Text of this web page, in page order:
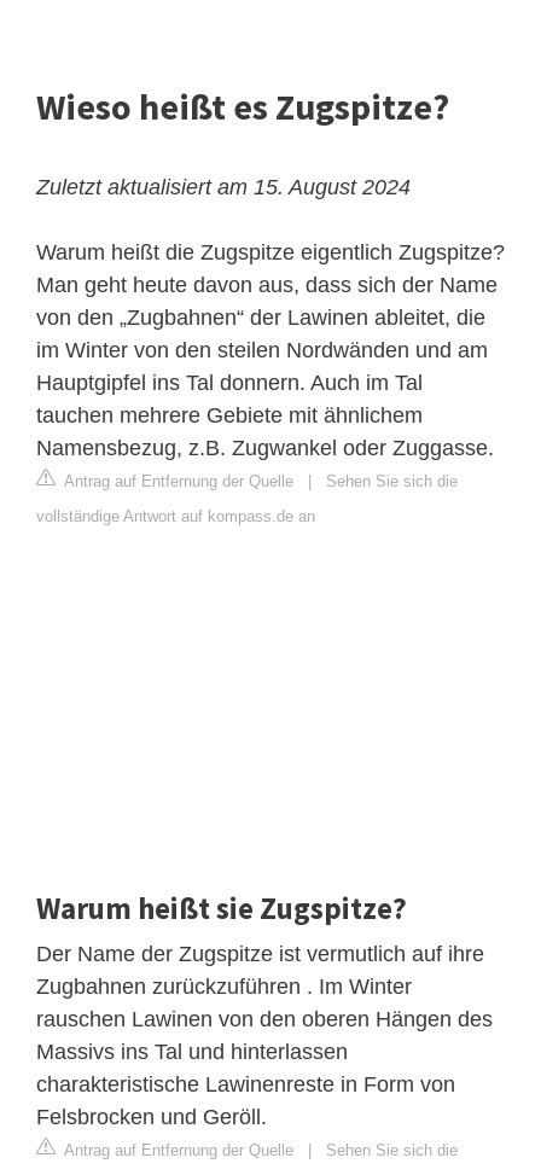
Wieso heißt es Zugspitze?
Zuletzt aktualisiert am 15. August 2024
Warum heißt die Zugspitze eigentlich Zugspitze?
Man geht heute davon aus, dass sich der Name
von den „Zugbahnen“ der Lawinen ableitet, die
im Winter von den steilen Nordwänden und am
Hauptgipfel ins Tal donnern. Auch im Tal
tauchen mehrere Gebiete mit ähnlichem
Namensbezug, z.B. Zugwankel oder Zuggasse.
Antrag auf Entfernung der Quelle
Sehen Sie sich die
vollständige Antwort auf kompass.de an
Warum heißt sie Zugspitze?
Der Name der Zugspitze ist vermutlich auf ihre
Zugbahnen zurückzuführen . Im Winter
rauschen Lawinen von den oberen Hängen des
Massivs ins Tal und hinterlassen
charakteristische Lawinenreste in Form von
Felsbrocken und Geröll.
Antrag auf Entfernung der Quelle
Sehen Sie sich die